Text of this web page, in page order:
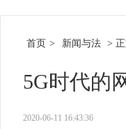
首页 > 新闻与法 >
5G时代的
2020-06-11 16:43:36